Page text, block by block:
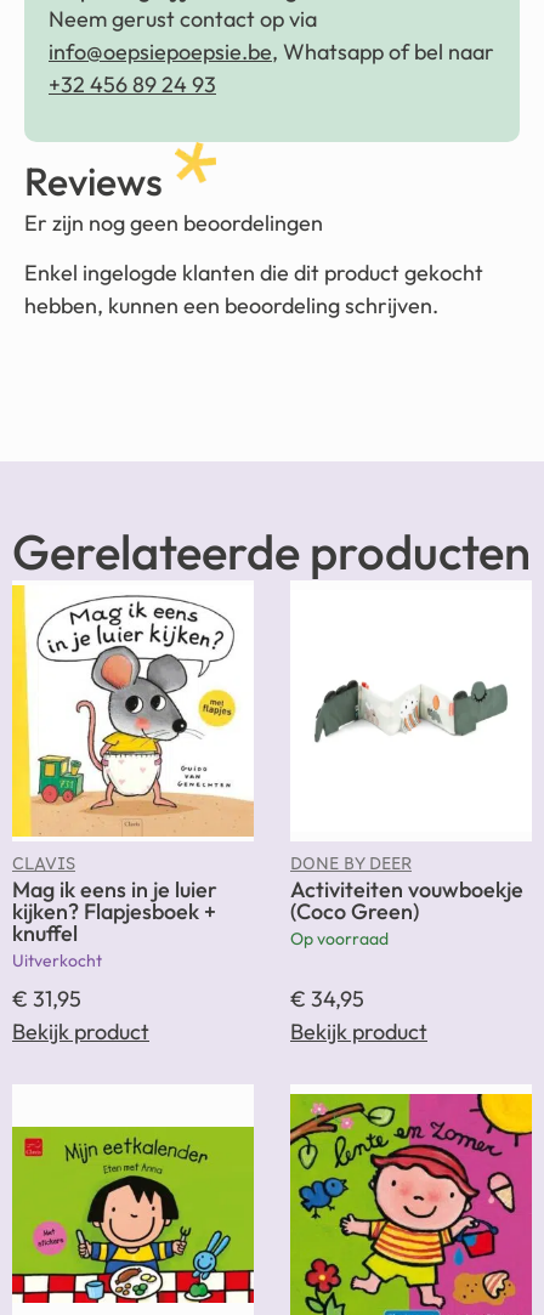
Neem gerust contact op via
info@oepsiepoepsie.be, Whatsapp of bel naar
+32 456 89 24 93
Reviews
Er zijn nog geen beoordelingen
Enkel ingelogde klanten die dit product gekocht
hebben, kunnen een beoordeling schrijven.
Gerelateerde producten
CLAVIS
Mag ik eens in je luier
kijken? Flapjesboek +
knuffel
Uitverkocht
€ 31,95
Bekijk product
DONE BY DEER
Activiteiten vouwboekje
(Coco Green)
Op voorraad
€ 34,95
Bekijk product